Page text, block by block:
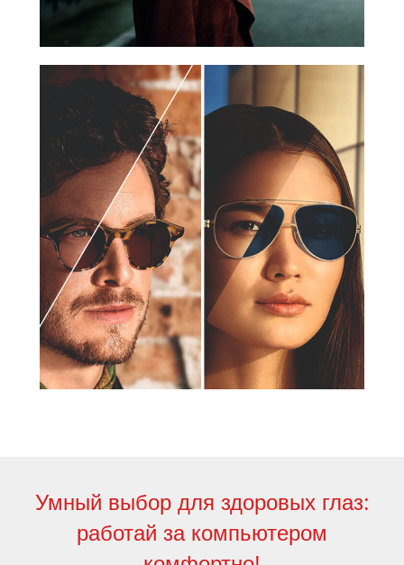
Умный выбор для здоровых глаз:
работай за компьютером